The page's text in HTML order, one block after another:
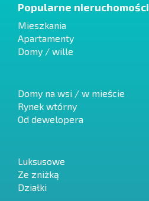
Popularne nieruchomości
Mieszkania
Apartamenty
Domy / wille
Domy na wsi / w mieście
Rynek wtórny
Od dewelopera
Luksusowe
Ze zniżką
Działki